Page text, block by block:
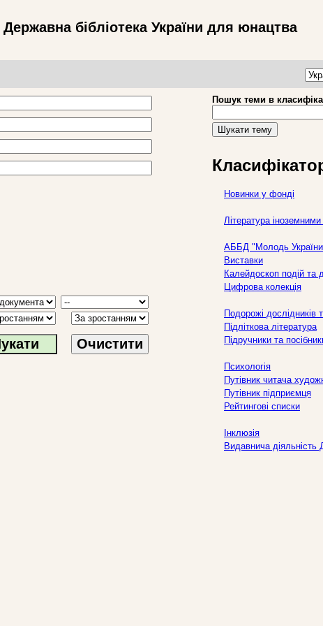
Державна бібліотека України для юнацтва
Очистити
Пошук теми в
Шукати тему
Новинки у фонді
Література
АББД "Молодь
Виставки
Калейдоскоп подій та
Цифрова колекція
Подорожі дослідників
Підліткова література
Підручники та
Психологія
Путівник читача
Путівник підприємця
Рейтингові списки
Інклюзія
Видавнича